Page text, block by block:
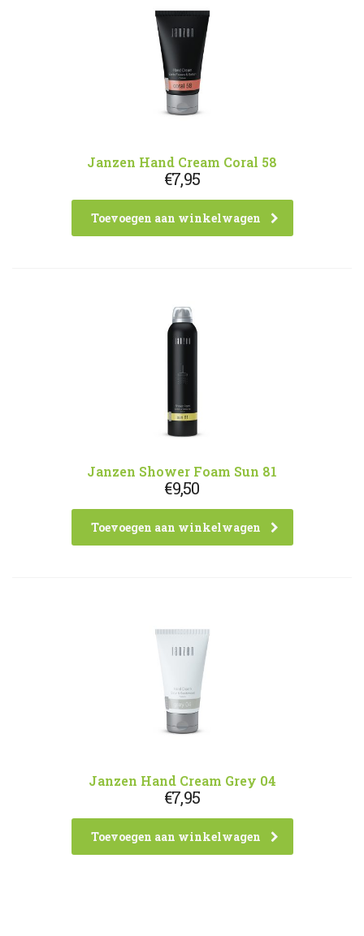
Janzen Hand Cream Coral 58
€7,95
Toevoegen aan winkelwagen
Janzen Shower Foam Sun 81
€9,50
Toevoegen aan winkelwagen
Janzen Hand Cream Grey 04
€7,95
Toevoegen aan winkelwagen